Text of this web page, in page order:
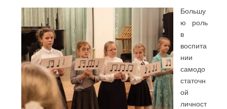
Большу
ю роль
в
воспита
нии
самодо
статочн
ой
личност